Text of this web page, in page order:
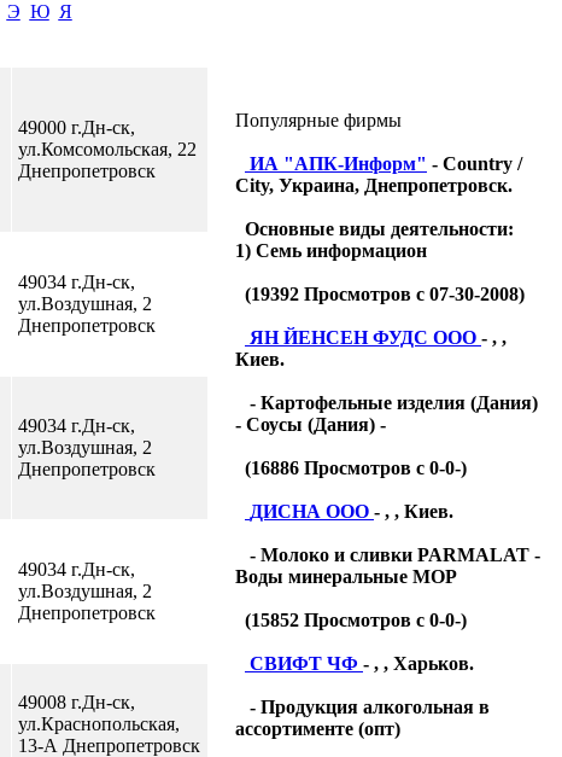
Э Ю Я
49000 г.Дн-ск,
ул.Комсомольская, 22
Днепропетровск
49034 г.Дн-ск,
ул.Воздушная, 2
Днепропетровск
49034 г.Дн-ск,
ул.Воздушная, 2
Днепропетровск
49034 г.Дн-ск,
ул.Воздушная, 2
Днепропетровск
49008 г.Дн-ск,
ул.Краснопольская,
13-А Днепропетровск
Популярные фирмы
ИА "АПК-Информ" - Country /
City, Украина, Днепропетровск.
Основные виды деятельности:
1) Семь информацион
(19392 Просмотров с 07-30-2008)
ЯН ЙЕНСЕН ФУДС ООО - , ,
Киев.
- Картофельные изделия (Дания)
- Соусы (Дания) -
(16886 Просмотров с 0-0-)
ДИСНА ООО - , , Киев.
- Молоко и сливки PARMALAT -
Воды минеральные МОР
(15852 Просмотров с 0-0-)
СВИФТ ЧФ - , , Харьков.
- Продукция алкогольная в
ассортименте (опт)